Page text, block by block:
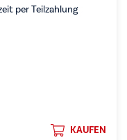
per Teilzahlung
KAUFEN